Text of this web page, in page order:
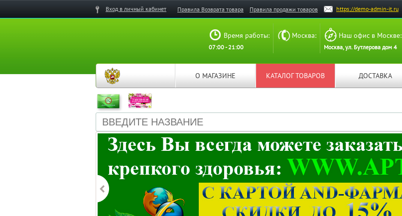
Вход в личный кабинет Правила Возврата товара Правила продажи товаров https://demo-admin-it.ru
Время работы:
07:00 - 21:00
Москва: Наш офис в Москве:
Москва, ул. Бутлерова дом 4
О МАГАЗИНЕ КАТАЛОГ ТОВАРОВ ДОСТАВКА